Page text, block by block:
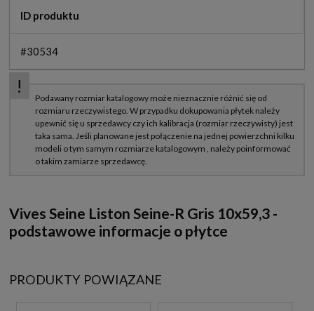
ID produktu
#30534
Vives Seine Liston Seine-R Gris 10x59,3 -
podstawowe informacje o płytce
PRODUKTY POWIĄZANE